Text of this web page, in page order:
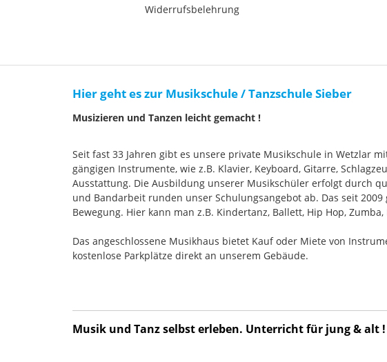
Widerrufsbelehrung
Hier geht es zur Musikschule / Tanzschule Sieber
Musizieren und Tanzen leicht gemacht !
Seit fast 33 Jahren gibt es unsere private Musikschule in Wetzlar
gängigen Instrumente, wie z.B. Klavier, Keyboard, Gitarre,
Ausstattung. Die Ausbildung unserer Musikschüler erfolgt durch
und Bandarbeit runden unser Schulungsangebot ab. Das seit 2009
Bewegung. Hier kann man z.B. Kindertanz, Ballett, Hip Hop,
Das angeschlossene Musikhaus bietet Kauf oder Miete von
kostenlose Parkplätze direkt an unserem Gebäude.
Musik und Tanz selbst erleben. Unterricht für jung & alt !